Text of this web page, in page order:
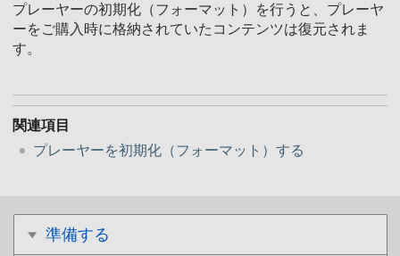
準備する
プレーヤーの初期化（フォーマット）を行うと、プレーヤ
ーをご購入時に格納されていたコンテンツは復元されま
す。
関連項目
プレーヤーを初期化（フォーマット）する